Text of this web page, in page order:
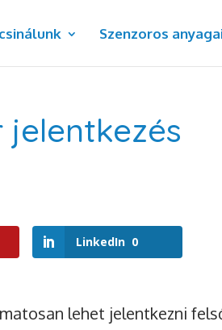
Szenzoros
jelentkezés
LinkedIn 0
lehet jelentkezni